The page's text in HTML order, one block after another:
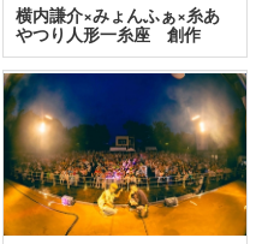
横内謙介×みょんふぁ×糸あ
やつり人形一糸座 創作
人…